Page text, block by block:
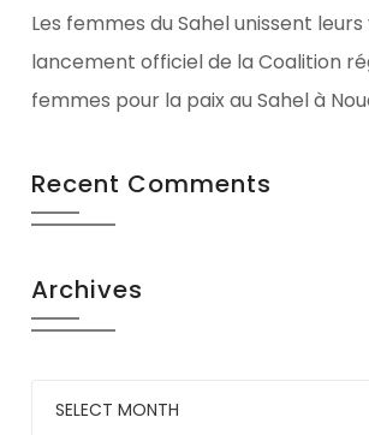
Les femmes du Sahel unissent leurs
lancement officiel de la Coalition
femmes pour la paix au Sahel à
Recent Comments
Archives